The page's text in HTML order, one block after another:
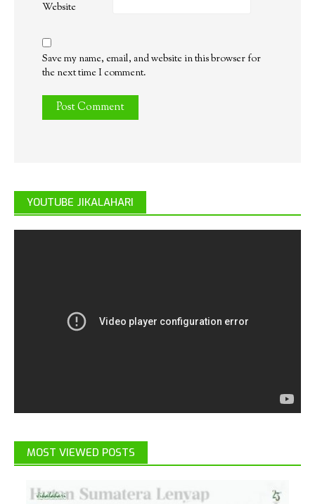
Website
Save my name, email, and website in this browser for
the next time I comment.
YOUTUBE JIKALAHARI
MOST VIEWED POSTS